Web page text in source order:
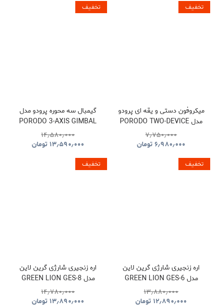
تخفیف
میکروفون دستی و یقه ای پرودو
مدل PORODO TWO-DEVICE
CONNECT HANDHELD
LAVALIER MICROPHONE
۷٫۷۵۰٫۰۰۰
۶٫۹۸۰٫۰۰۰تومان
تخفیف
گیمبال سه محوره پرودو مدل
PORODO 3-AXIS GIMBAL
STABILIZER PDLFST127BK
۱۴٫۵۸۰٫۰۰۰
۱۳٫۵۹۰٫۰۰۰ تومان
تخفیف
اره زنجیری شارژی گرین لاین
مدل GREEN LION GES-6
CORDLESS ELECTRIC
CHAINSAW
۱۳٫۸۸۰٫۰۰۰
۱۲٫۸۹۰٫۰۰۰ تومان
تخفیف
اره زنجیری شارژی گرین لاین
مدل GREEN LION GES-8
BRUSHLESS CORDLESS
CHAINSAW GNOCSWTLGN
۱۴٫۷۸۰٫۰۰۰
۱۳٫۸۹۰٫۰۰۰ تومان